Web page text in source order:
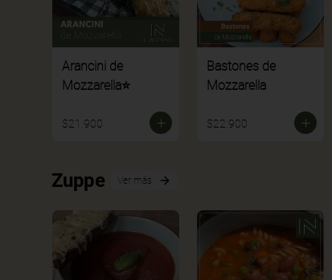
Arancini de
Mozzarella⭐
$21.900
Bastones de
Mozzarella
$22.900
Zuppe Ver más